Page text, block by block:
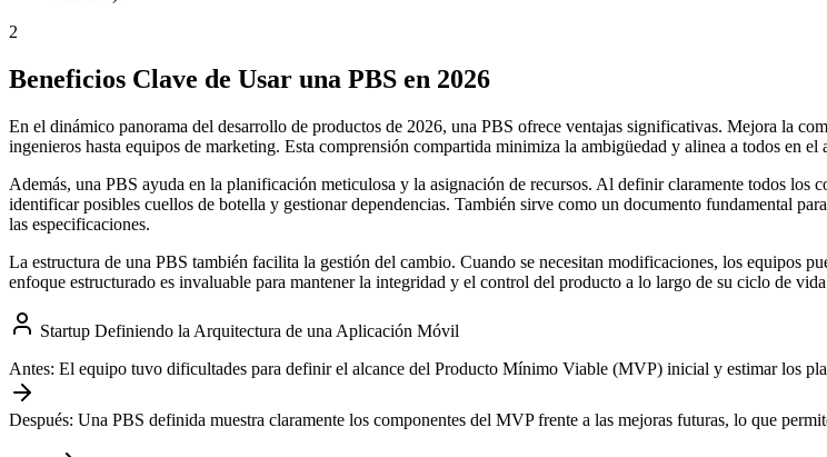
2
Beneficios Clave de Usar una PBS en 2026
En el dinámico panorama del desarrollo de productos de 2026, una PBS ofrece ventajas significativas. Mejora la
ingenieros hasta equipos de marketing. Esta comprensión compartida minimiza la ambigüedad y alinea a todos en
Además, una PBS ayuda en la planificación meticulosa y la asignación de recursos. Al definir claramente todos los
identificar posibles cuellos de botella y gestionar dependencias. También sirve como un documento fundamental
las especificaciones.
La estructura de una PBS también facilita la gestión del cambio. Cuando se necesitan modificaciones, los equipos
enfoque estructurado es invaluable para mantener la integridad y el control del producto a lo largo de su ciclo de
Startup Definiendo la Arquitectura de una Aplicación Móvil
Antes: El equipo tuvo dificultades para definir el alcance del Producto Mínimo Viable (MVP) inicial y estimar los
Después: Una PBS definida muestra claramente los componentes del MVP frente a las mejoras futuras, lo que